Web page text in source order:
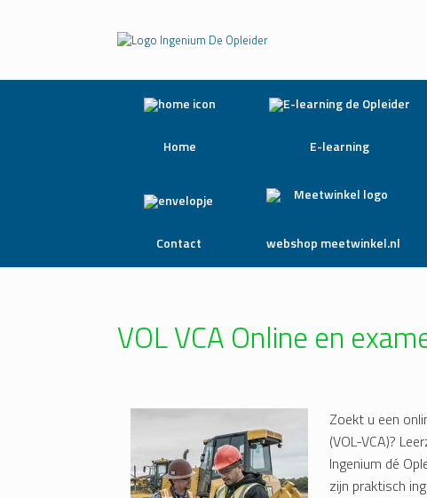
Home E-learning
Contact webshop meetwinkel.nl
VOL VCA Online en
Zoekt u een
(VOL-VCA)?
Ingenium dé
zijn praktisch